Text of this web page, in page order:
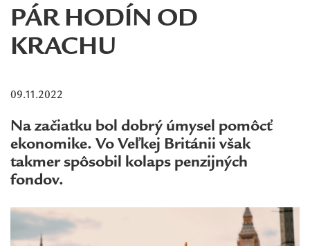
PÁR HODÍN OD
KRACHU
09.11.2022
Na začiatku bol dobrý úmysel pomôcť
ekonomike. Vo Veľkej Británii však
takmer spôsobil kolaps penzijných
fondov.